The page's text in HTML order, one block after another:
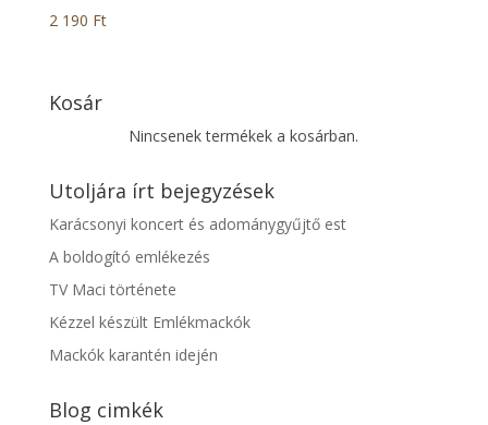
2 190 Ft
Kosár
Nincsenek termékek a kosárban.
Utoljára írt bejegyzések
Karácsonyi koncert és adománygyűjtő est
A boldogító emlékezés
TV Maci története
Kézzel készült Emlékmackók
Mackók karantén idején
Blog cimkék